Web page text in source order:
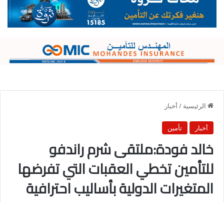
الرئيسية / أخبار
أخبار تأمين
خالد فودة:ملتقى شرم راندفو
للتأمين تخطي العقبات التي تفرضها
المتغيرات الدولية بأساليب احترافية